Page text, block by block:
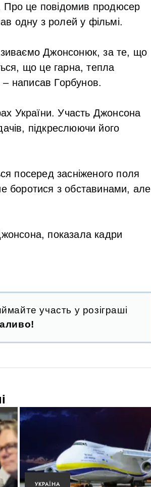
Про це повідомив продюсер
одну з ролей у фільмі.
Джонсонюк, за те, що
що це гарна, тепла
– написав Горбунов.
України. Участь Джонсона
підкреслюючи його
посеред засніженого поля
боротися з обставинами, але
показала кадри
участь у розіграші
УКРАЇНА